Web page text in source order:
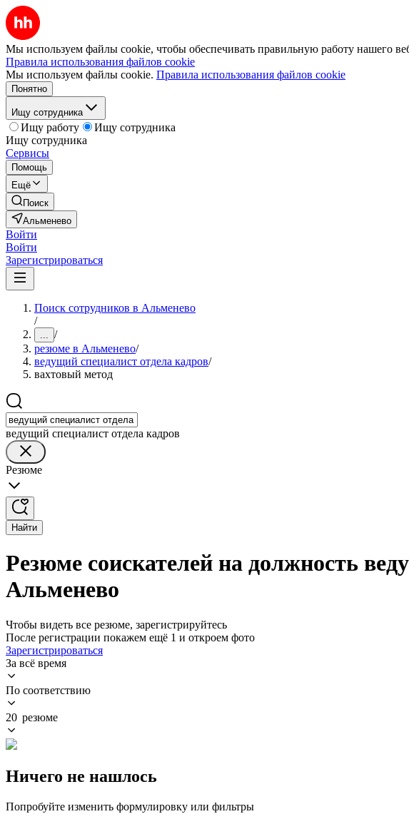
Мы используем файлы cookie, чтобы обеспечивать правильную работу нашего
Правила использования файлов cookie
Мы используем файлы cookie. Правила использования файлов cookie
Понятно
Ищу сотрудника
Ищу работу
Ищу сотрудника
Ищу сотрудника
Сервисы
Помощь
Ещё
Поиск
Альменево
Войти
Войти
Зарегистрироваться
Поиск сотрудников в Альменево
/
... /
резюме в Альменево/
ведущий специалист отдела кадров/
вахтовый метод
ведущий специалист отдела кадров
Резюме
Найти
Резюме соискателей на должность
Альменево
Чтобы видеть все резюме, зарегистрируйтесь
После регистрации покажем ещё 1 и откроем фото
Зарегистрироваться
За всё время
По соответствию
20 резюме
Ничего не нашлось
Попробуйте изменить формулировку или фильтры